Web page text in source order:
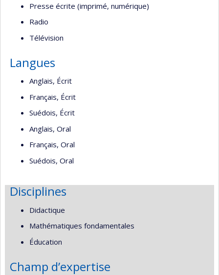
Presse écrite (imprimé, numérique)
Radio
Télévision
Langues
Anglais, Écrit
Français, Écrit
Suédois, Écrit
Anglais, Oral
Français, Oral
Suédois, Oral
Disciplines
Didactique
Mathématiques fondamentales
Éducation
Champ d’expertise